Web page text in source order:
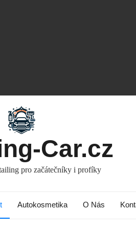
Car.cz
pro začátečníky i profíky
Autokosmetika O Nás